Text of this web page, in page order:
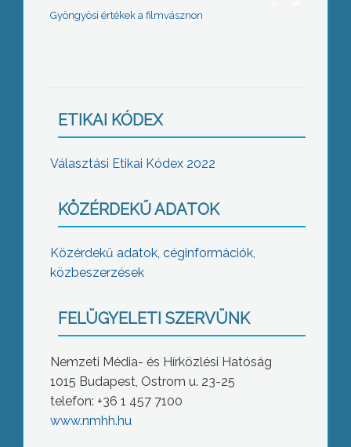
Gyöngyösi értékek a filmvásznon
ETIKAI KÓDEX
Választási Etikai Kódex 2022
KÖZÉRDEKŰ ADATOK
Közérdekű adatok, céginformációk,
közbeszerzések
FELÜGYELETI SZERVÜNK
Nemzeti Média- és Hírközlési Hatóság
1015 Budapest, Ostrom u. 23-25
telefon: +36 1 457 7100
www.nmhh.hu